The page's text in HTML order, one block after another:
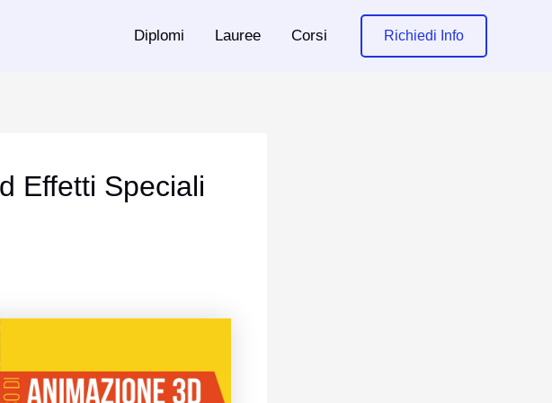
Diplomi Lauree Corsi Richiedi Info
Effetti Speciali